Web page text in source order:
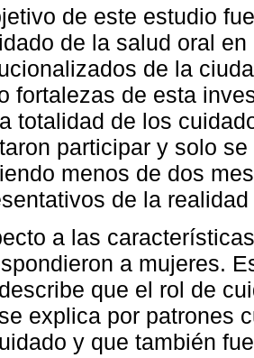
de este estudio
de la salud oral
de la
fortalezas de esta
totalidad de los
participar y solo
menos de dos
de la
a las
a mujeres.
que el rol de
explica por patrones
y que también